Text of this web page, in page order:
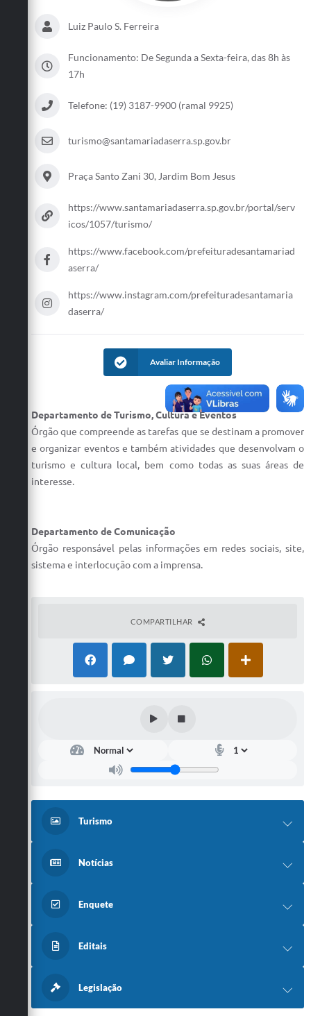
Luiz Paulo S. Ferreira
Funcionamento: De Segunda a Sexta-feira, das 8h às
17h
Telefone: (19) 3187-9900 (ramal 9925)
turismo@santamariadaserra.sp.gov.br
Praça Santo Zani 30, Jardim Bom Jesus
https://www.santamariadaserra.sp.gov.br/portal/serv
icos/1057/turismo/
https://www.facebook.com/prefeituradesantamariad
aserra/
https://www.instagram.com/prefeituradesantamaria
daserra/
Avaliar Informação
Departamento de Turismo, Cultura e Eventos
Órgão que compreende as tarefas que se destinam a promover
e organizar eventos e também atividades que desenvolvam o
turismo e cultura local, bem como todas as suas áreas de
interesse.
Departamento de Comunicação
Órgão responsável pelas informações em redes sociais, site,
sistema e interlocução com a imprensa.
COMPARTILHAR
Turismo
Notícias
Enquete
Editais
Legislação